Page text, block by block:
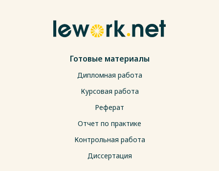
Готовые материалы
Дипломная работа
Курсовая работа
Реферат
Отчет по практике
Контрольная работа
Диссертация